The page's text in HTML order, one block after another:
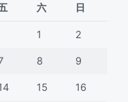
六 日
1 2
8 9
15 16